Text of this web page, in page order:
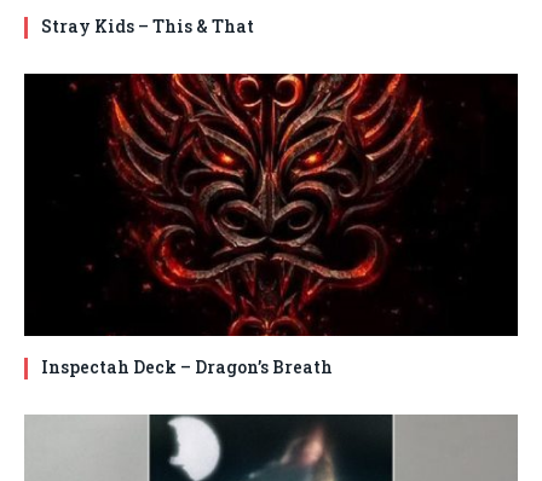
Stray Kids – This & That
Inspectah Deck – Dragon’s Breath